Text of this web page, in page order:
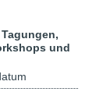
und